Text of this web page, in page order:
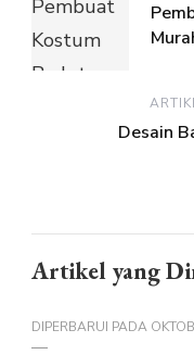
Desain
Artikel yang
DIPERBARUI PADA